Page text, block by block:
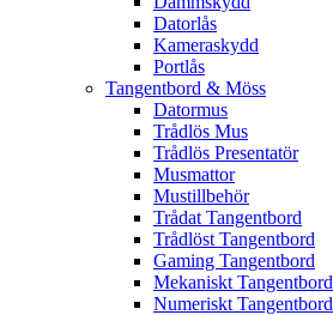
Datorlås
Kameraskydd
Portlås
Tangentbord & Möss
Datormus
Trådlös Mus
Trådlös Presentatör
Musmattor
Mustillbehör
Trådat Tangentbord
Trådlöst Tangentbord
Gaming Tangentbord
Mekaniskt Tangentbord
Numeriskt Tangentbord